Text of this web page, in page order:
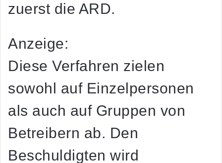
zuerst die ARD.
Anzeige:
Diese Verfahren zielen
sowohl auf Einzelpersonen
als auch auf Gruppen von
Betreibern ab. Den
Beschuldigten wird